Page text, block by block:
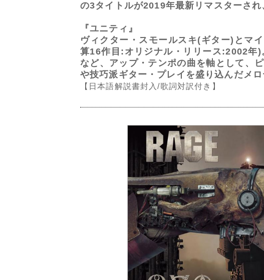
の3タイトルが2019年最新リマスターさ
『ユニティ』
ヴィクター・スモールスキ(ギター)とマ
算16作目:オリジナル・リリース:2002年)
など、アップ・テンポの曲を軸として、
や技巧派ギター・プレイを盛り込んだメロ
【日本語解説書封入/歌詞対訳付き】